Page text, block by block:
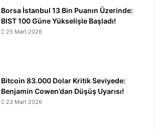
Borsa İstanbul 13 Bin Puanın Üzerinde:
BIST 100 Güne Yükselişle Başladı!
25 Mart 2026
Bitcoin 83.000 Dolar Kritik Seviyede:
Benjamin Cowen’dan Düşüş Uyarısı!
23 Mart 2026